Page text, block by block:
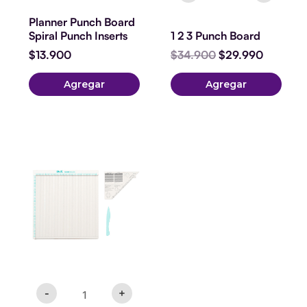
Planner Punch Board
Spiral Punch Inserts
$13.900
Agregar
1 2 3 Punch Board
$34.900 $29.990
Agregar
-
R
cantidad
+